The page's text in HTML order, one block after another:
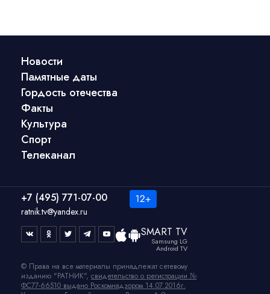
Новости
Памятные даты
Гордость отечества
Факты
Культура
Спорт
Телеканал
+7 (495) 771-07-00
ratnik.tv@yandex.ru
SMART TV
Samsung LG
Android TV
© Права на все материалы принадлежат сетевому
изданию "РАТНИК", свидетельство о регистрации №
ФС77-66510 выдано Роскомнадзором 14.07.2016г.